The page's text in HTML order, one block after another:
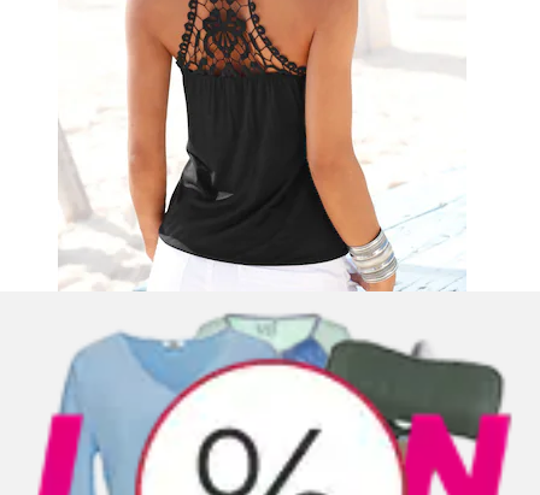
Sweatjacke mit glänzender Logostickerei am
Stehkragen, Loungewear
Bench. Loungewear
Aktueller Preis
5)